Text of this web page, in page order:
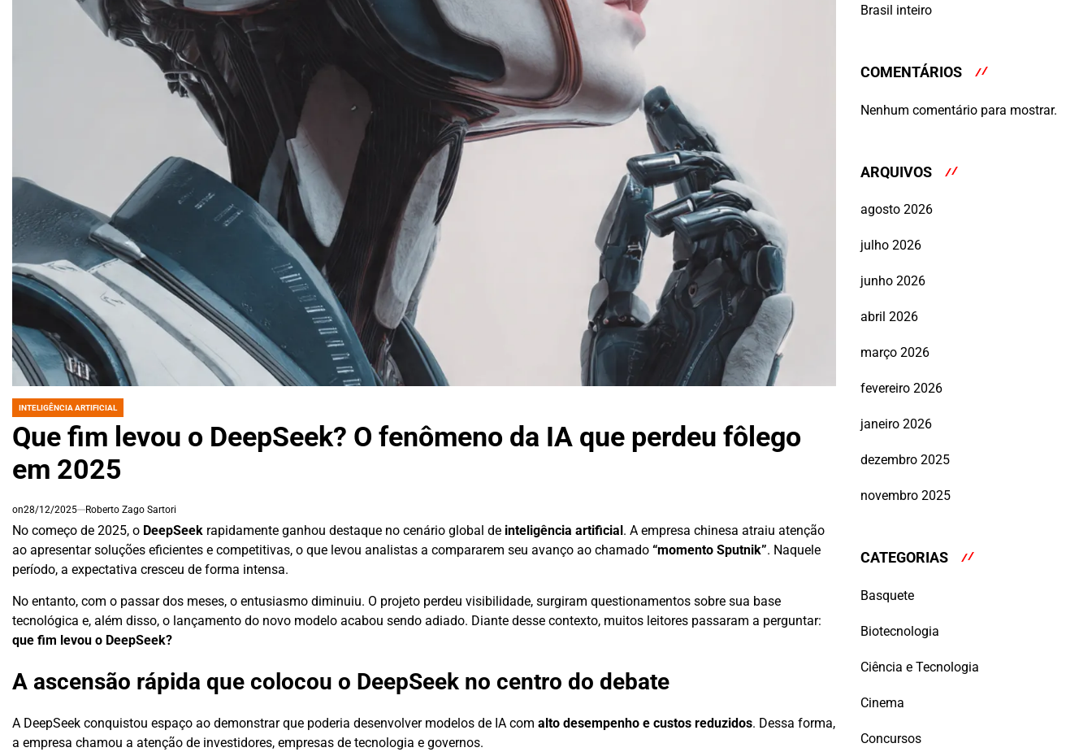
POSTED
INTELIGÊNCIA ARTIFICIAL
Que fim levou o DeepSeek? O fenômeno da IA que perdeu fôlego
em 2025
on28/12/2025 Roberto Zago Sartori
No começo de 2025, o DeepSeek rapidamente ganhou destaque no cenário global de inteligência artificial. A empresa chinesa atraiu atenção
ao apresentar soluções eficientes e competitivas, o que levou analistas a compararem seu avanço ao chamado “momento Sputnik”. Naquele
período, a expectativa cresceu de forma intensa.
No entanto, com o passar dos meses, o entusiasmo diminuiu. O projeto perdeu visibilidade, surgiram questionamentos sobre sua base
tecnológica e, além disso, o lançamento do novo modelo acabou sendo adiado. Diante desse contexto, muitos leitores passaram a perguntar:
que fim levou o DeepSeek?
A ascensão rápida que colocou o DeepSeek no centro do debate
A DeepSeek conquistou espaço ao demonstrar que poderia desenvolver modelos de IA com alto desempenho e custos reduzidos. Dessa forma,
a empresa chamou a atenção de investidores, empresas de tecnologia e governos.
Brasil inteiro
COMENTÁRIOS
Nenhum comentário para mostrar.
ARQUIVOS
agosto 2026
julho 2026
junho 2026
abril 2026
março 2026
fevereiro 2026
janeiro 2026
dezembro 2025
novembro 2025
CATEGORIAS
Basquete
Biotecnologia
Ciência e Tecnologia
Cinema
Concursos